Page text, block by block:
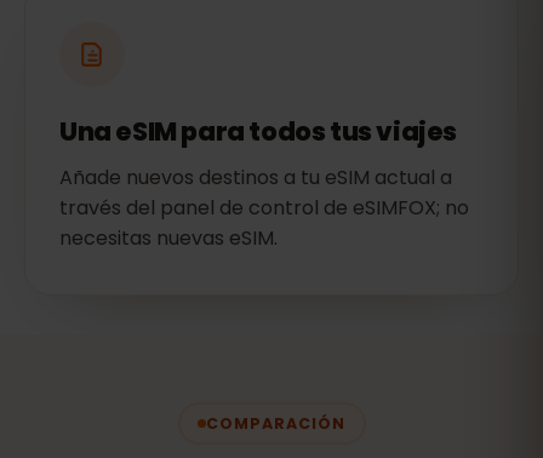
Una eSIM para todos tus viajes
Añade nuevos destinos a tu eSIM actual a
través del panel de control de eSIMFOX; no
necesitas nuevas eSIM.
COMPARACIÓN